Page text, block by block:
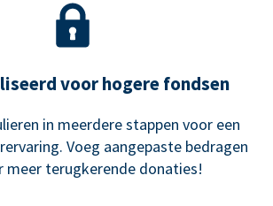
voor hogere fondsen
in meerdere stappen voor een
Voeg aangepaste bedragen
meer terugkerende donaties!